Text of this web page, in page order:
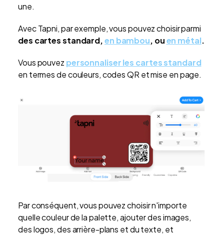
une.
Avec Tapni, par exemple, vous pouvez choisir parmi
des cartes standard,en bambou, ouen métal.
Vous pouvez personnaliser les cartes standard
en termes de couleurs, codes QR et mise en page.
Par conséquent, vous pouvez choisir n'importe
quelle couleur de la palette, ajouter des images,
des logos, des arrière-plans et du texte, et